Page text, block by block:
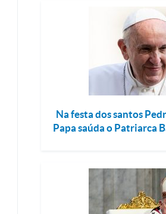
Na festa dos santos
Papa saúda o Patriarca